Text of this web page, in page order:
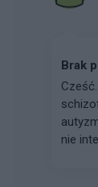
Brak
nie